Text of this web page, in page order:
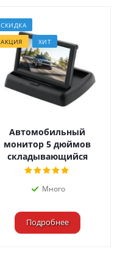
СКИДКА
АКЦИЯ
ХИТ
Автомобильный
монитор 5 дюймов
складывающийся
Много
Подробнее